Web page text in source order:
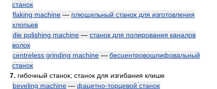
станок
flaking machine — плющильный станок для изготовления
хлопьев
die polishing machine — станок для полирования каналов
волок
centreless grinding machine — бесцентровошлифовальный
станок
7. гибочный станок; станок для изгибания клише
beveling machine — фацетно-торцевой станок